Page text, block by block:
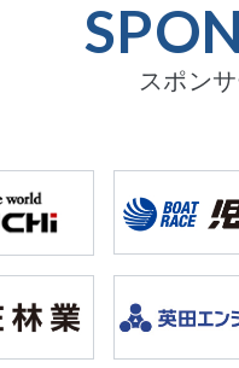
スポン